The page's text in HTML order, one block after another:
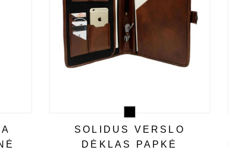
SOLIDUS VERSLO
DĖKLAS PAPKĖ